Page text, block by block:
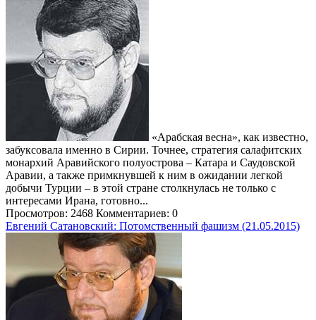
«Арабская весна», как известно,
забуксовала именно в Сирии. Точнее, стратегия салафитских
монархий Аравийского полуострова – Катара и Саудовской
Аравии, а также примкнувшей к ним в ожидании легкой
добычи Турции – в этой стране столкнулась не только с
интересами Ирана, готовно...
Просмотров: 2468 Комментариев: 0
Евгений Сатановский: Потомственный фашизм (21.05.2015)